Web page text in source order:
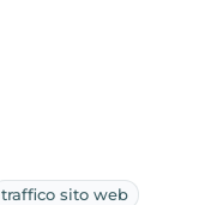
traffico sito web